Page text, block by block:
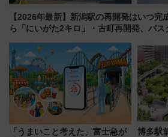
【2026年最新】新潟駅の再開発はいつ完
ら「にいがた2キロ」・古町再開発、バ
「うまいこと考えた」富士急が
博多駅